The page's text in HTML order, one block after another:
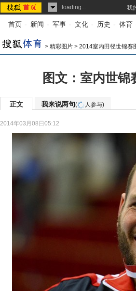
loading... 我
首页 - 新闻 - 军事 - 文化 - 历史 - 体育
> 精彩图片 > 2014室内田径世锦赛
图文：室内世
正文 我来说两句( 人参与)
2014年03月08日05:12